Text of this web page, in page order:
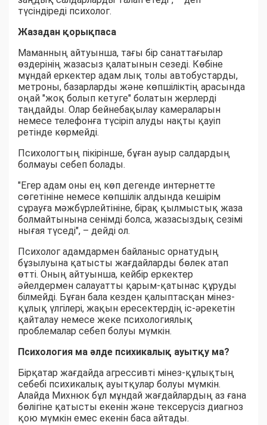
түсіндіреді психолог.
Жазадан қорықпаса
Маманның айтуынша, тағы бір санаттағылар
өздерінің жазасыз қалатынын сезеді. Көбіне
мұндай еркектер адам лық толы автобустарды,
метроны, базарларды және көпшіліктің арасында
оңай "жоқ болып кетуге" болатын жерлерді
таңдайды. Олар бейнебақылау камераларын
немесе телефонға түсіріп алуды нақты қауіп
ретінде көрмейді.
Психологтың пікірінше, бұған ауыр салдардың
болмауы себеп болады.
"Егер адам оны ең көп дегенде интернетте
сөгетініне немесе көпшілік алдында кешірім
сұрауға мәжбүрлейтініне, бірақ қылмыстық жаза
болмайтынына сенімді болса, жазасыздық сезімі
нығая түседі", – дейді ол.
Психолог адамдармен байланыс орнатудың
бұзылуына қатысты жағдайларды бөлек атап
өтті. Оның айтуынша, кейбір еркектер
әйелдермен салауатты қарым-қатынас құруды
білмейді. Бұған бала кезден қалыптасқан мінез-
құлық үлгілері, жақын ересектердің іс-әрекетін
қайталау немесе жеке психологиялық
проблемалар себеп болуы мүмкін.
Психология ма әлде психикалық ауытқу ма?
Бірқатар жағдайда агрессивті мінез-құлықтың
себебі психикалық ауытқулар болуы мүмкін.
Алайда Михнюк бұл мұндай жағдайлардың аз ғана
бөлігіне қатысты екенін және тексерусіз диагноз
қою мүмкін емес екенін баса айтады.